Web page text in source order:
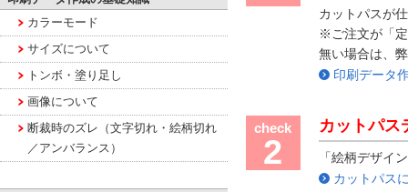
カラーモード
サイズについて
トンボ・塗り足し
画像について
断裁時のズレ（文字切れ・絵柄切れ
／アンバランス）
カットパスが
※ご注文が「
無い場合は、
印刷データ
check
2
カットパ
「絵柄デザイ
カットパス